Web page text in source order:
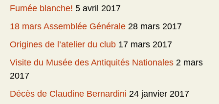
Fumée blanche! 5 avril 2017
18 mars Assemblée Générale 28 mars 2017
Origines de l’atelier du club 17 mars 2017
Visite du Musée des Antiquités Nationales 2 mars
2017
Décès de Claudine Bernardini 24 janvier 2017